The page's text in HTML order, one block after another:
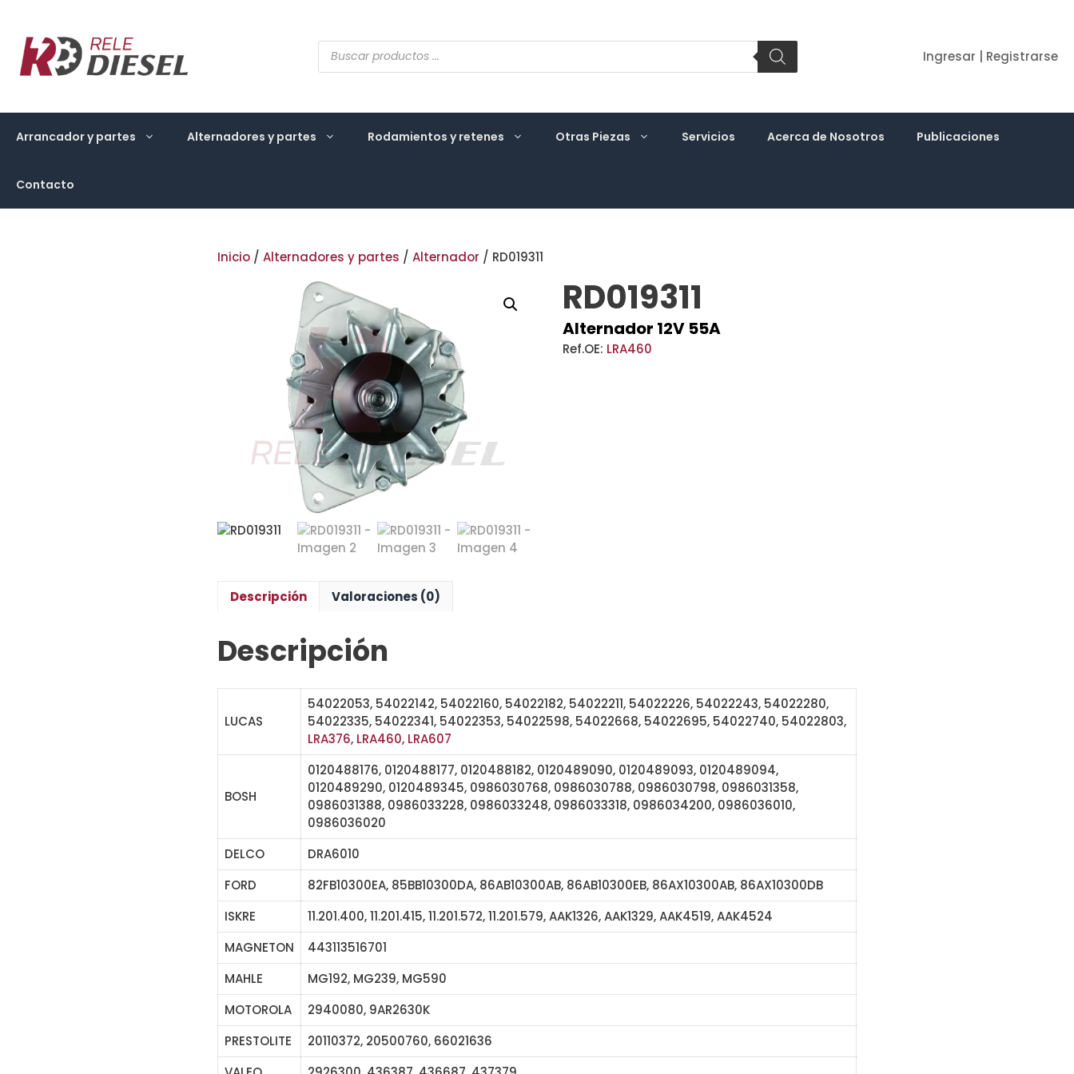
contenido
Búsqueda
de
productos
Ingresar | Registrarse
Arrancador y partes Alternadores y partes Rodamientos y retenes Otras Piezas Servicios Acerca de Nosotros Publicaciones
Contacto
Inicio / Alternadores y partes / Alternador / RD019311
RD019311
Alternador 12V 55A
Ref.OE: LRA460
Descripción Valoraciones (0)
Descripción
LUCAS
54022053, 54022142, 54022160, 54022182, 54022211, 54022226, 54022243, 54022280,
54022335, 54022341, 54022353, 54022598, 54022668, 54022695, 54022740, 54022803,
LRA376, LRA460, LRA607
BOSH
0120488176, 0120488177, 0120488182, 0120489090, 0120489093, 0120489094,
0120489290, 0120489345, 0986030768, 0986030788, 0986030798, 0986031358,
0986031388, 0986033228, 0986033248, 0986033318, 0986034200, 0986036010,
0986036020
DELCO
DRA6010
FORD
82FB10300EA, 85BB10300DA, 86AB10300AB, 86AB10300EB, 86AX10300AB, 86AX10300DB
ISKRE
11.201.400, 11.201.415, 11.201.572, 11.201.579, AAK1326, AAK1329, AAK4519, AAK4524
MAGNETON
443113516701
MAHLE
MG192, MG239, MG590
MOTOROLA
2940080, 9AR2630K
PRESTOLITE
20110372, 20500760, 66021636